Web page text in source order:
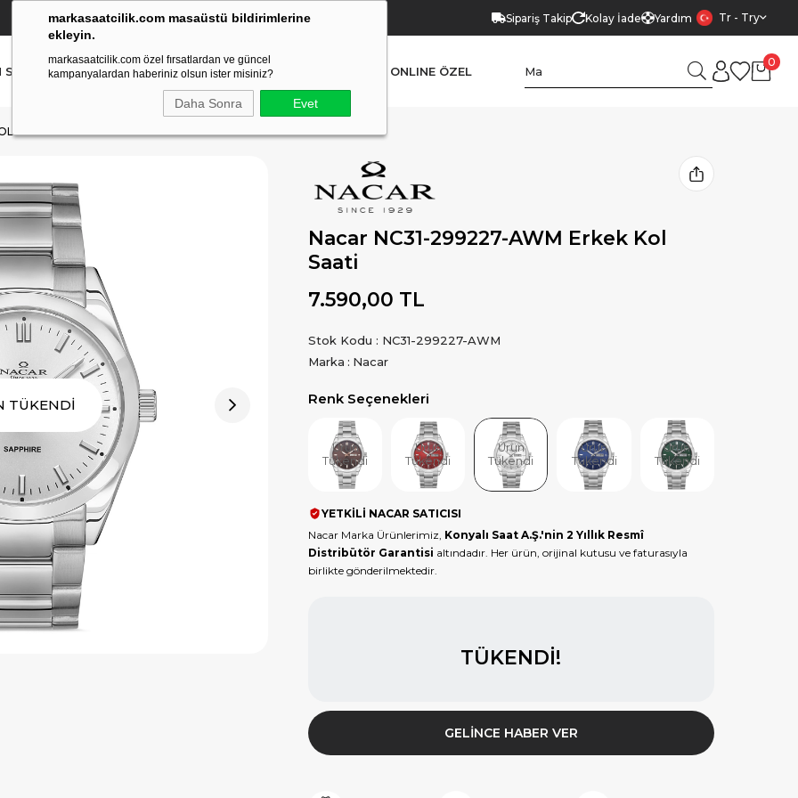
markasaatcilik.com masaüstü bildirimlerine
ekleyin.
markasaatcilik.com özel fırsatlardan ve güncel
kampanyalardan haberiniz olsun ister misiniz?
Daha Sonra Evet
YETKİLİ SATICI (Ücretsiz Kargo Ve İade) Sipariş Takip Kolay İade Yardım Tr - Try
ERKEK SAAT AKILLI SAAT ONLINE ÖZEL
0
SAATI
TÜKENDİ
Nacar NC31-299227-AWM Erkek Kol
Saati
7.590,00 TL
Stok Kodu
NC31-299227-AWM
Marka : Nacar
Renk Seçenekleri
Ürün
Tükendi
Ürün
Tükendi
Ürün
Tükendi
Ürün
Tükendi
Ürün
Tükendi
YETKİLİ NACAR SATICISI
Nacar Marka Ürünlerimiz, Konyalı Saat A.Ş.'nin 2 Yıllık Resmî
Distribütör Garantisi altındadır. Her ürün, orijinal kutusu ve faturasıyla
birlikte gönderilmektedir.
TÜKENDI!
GELINCE HABER VER